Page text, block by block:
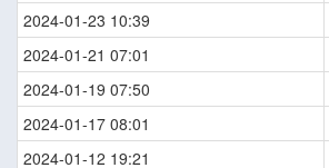
2024-01-23 10:39
2024-01-21 07:01
2024-01-19 07:50
2024-01-17 08:01
2024-01-12 19:21